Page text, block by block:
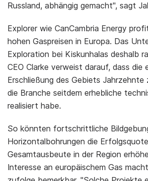
Russland, abhängig gemacht", sagt
Explorer wie CanCambria Energy
hohen Gaspreisen in Europa. Das
Exploration bei Kiskunhalas deshalb
CEO Clarke verweist darauf, dass die
Erschließung des Gebiets Jahrzehnte
die Branche seitdem erhebliche
realisiert habe.
So könnten fortschrittliche
Horizontalbohrungen die
Gesamtausbeute in der Region
Interesse an europäischem Gas